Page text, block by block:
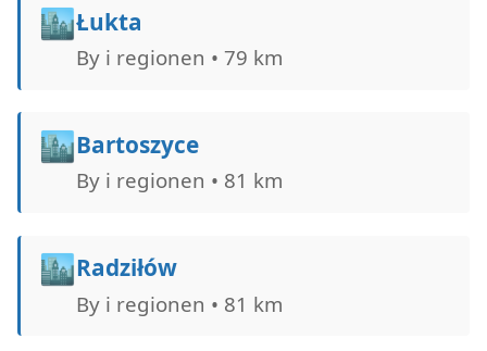
🏙️Łukta
By i regionen • 79 km
🏙️Bartoszyce
By i regionen • 81 km
🏙️Radziłów
By i regionen • 81 km